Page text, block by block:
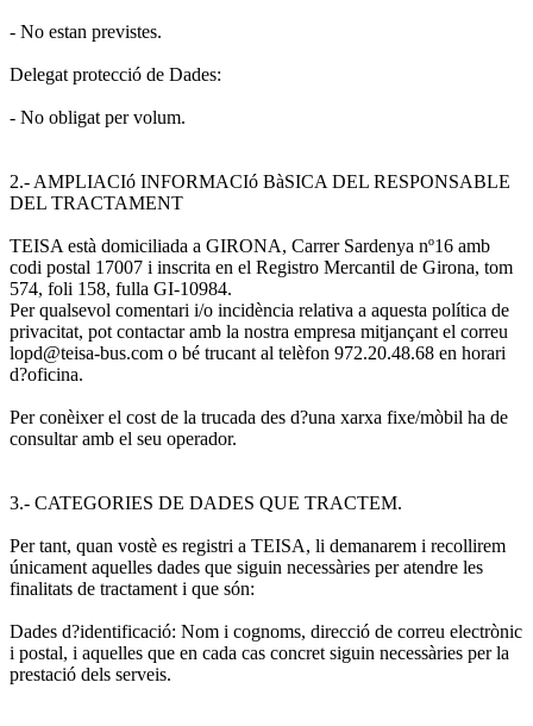
- No estan previstes.
Delegat protecció de Dades:
- No obligat per volum.
2.- AMPLIACIó INFORMACIó BàSICA DEL RESPONSABLE
DEL TRACTAMENT
TEISA està domiciliada a GIRONA, Carrer Sardenya nº16 amb
codi postal 17007 i inscrita en el Registro Mercantil de Girona, tom
574, foli 158, fulla GI-10984.
Per qualsevol comentari i/o incidència relativa a aquesta política de
privacitat, pot contactar amb la nostra empresa mitjançant el correu
lopd@teisa-bus.com o bé trucant al telèfon 972.20.48.68 en horari
d?oficina.
Per conèixer el cost de la trucada des d?una xarxa fixe/mòbil ha de
consultar amb el seu operador.
3.- CATEGORIES DE DADES QUE TRACTEM.
Per tant, quan vostè es registri a TEISA, li demanarem i recollirem
únicament aquelles dades que siguin necessàries per atendre les
finalitats de tractament i que són:
Dades d?identificació: Nom i cognoms, direcció de correu electrònic
i postal, i aquelles que en cada cas concret siguin necessàries per la
prestació dels serveis.